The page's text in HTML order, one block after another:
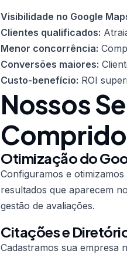
Visibilidade no Google
Clientes qualificados:
Menor concorrência:
Conversões maiores:
Custo-benefício: ROI
Nossos
Comprido
Otimização do
Configuramos e
resultados que aparecem
gestão de avaliações.
Citações e
Cadastramos sua empresa